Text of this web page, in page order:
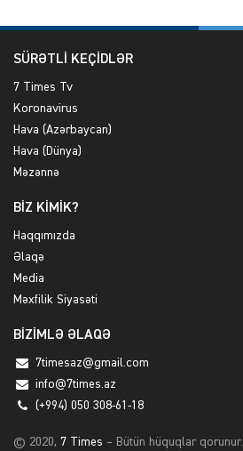
SÜRƏTLİ KEÇİDLƏR
7 Times Tv
Koronavirus
Hava (Azərbaycan)
Hava (Dünya)
Məzənnə
BİZ KİMİK?
Haqqımızda
Əlaqə
Media
Məxfilik Siyasəti
BİZİMLƏ ƏLAQƏ
7timesaz@gmail.com
info@7times.az
(+994) 050 308-61-18
© 2020, 7 Times – Bütün hüquqlar qorunur.